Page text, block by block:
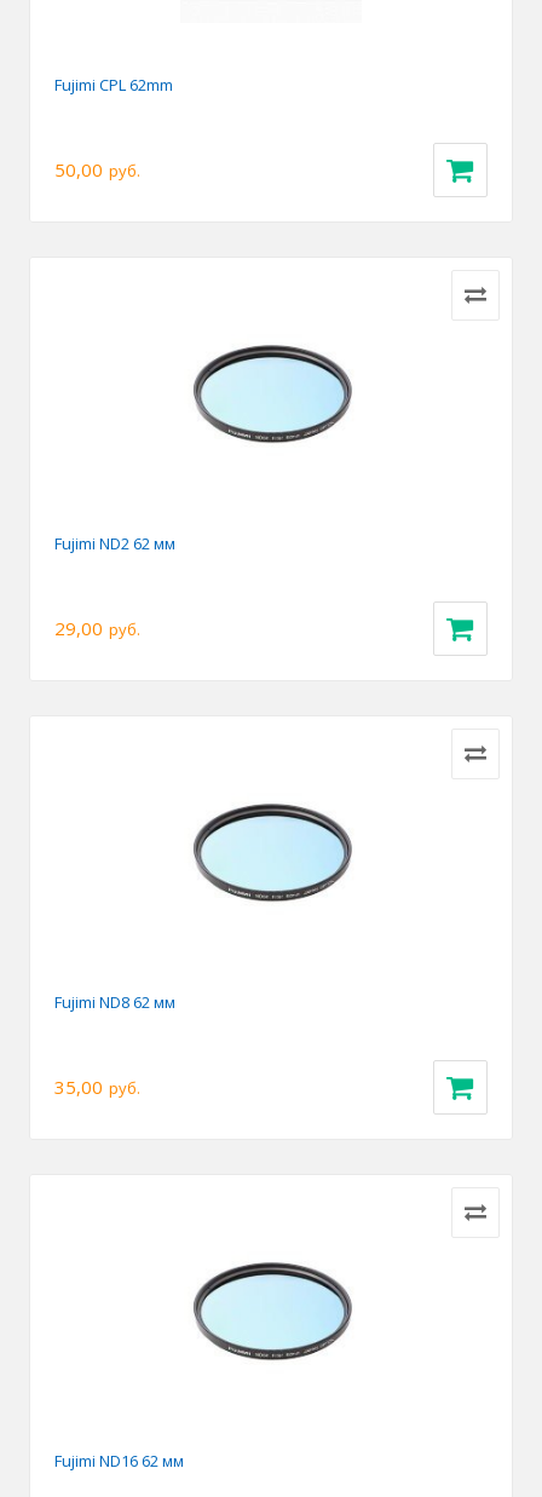
Fujimi CPL 62mm
50,00 руб.
Fujimi ND2 62 мм
29,00 руб.
Fujimi ND8 62 мм
35,00 руб.
Fujimi ND16 62 мм